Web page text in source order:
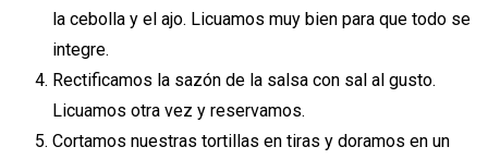
la cebolla y el ajo. Licuamos muy bien para que todo se
integre.
Rectificamos la sazón de la salsa con sal al gusto.
Licuamos otra vez y reservamos.
Cortamos nuestras tortillas en tiras y doramos en un